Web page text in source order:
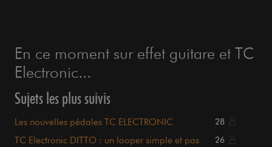
En ce moment sur effet guitare et TC
Electronic...
Sujets les plus suivis
Les nouvelles pédales TC ELECTRONIC 28
TC Electronic DITTO : un looper simple et pas
26